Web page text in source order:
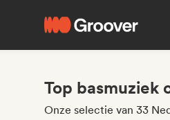
Top basmuziek
Onze selectie van 33